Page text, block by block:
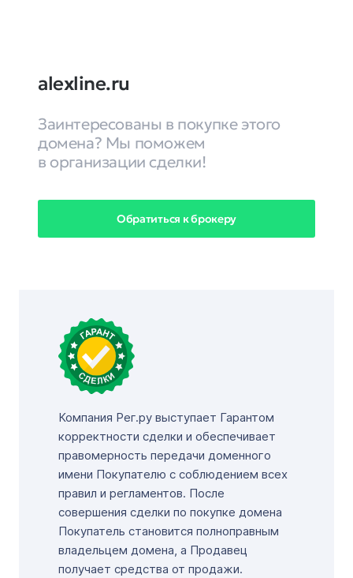
alexline.ru
Заинтересованы в покупке этого
домена? Мы поможем
в организации сделки!
Обратиться к брокеру
Компания Рег.ру выступает Гарантом
корректности сделки и обеспечивает
правомерность передачи доменного
имени Покупателю с соблюдением всех
правил и регламентов. После
совершения сделки по покупке домена
Покупатель становится полноправным
владельцем домена, а Продавец
получает средства от продажи.